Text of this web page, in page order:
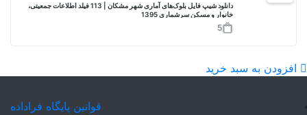
دانلود شیپ فایل بلوک‌های آماری شهر مشکان | 113 فیلد اطلاعات جمعیتی،
خانوار و مسکن سرشماری 1395
5
افزودن به سبد خرید
قوانین پایگاه فراداده